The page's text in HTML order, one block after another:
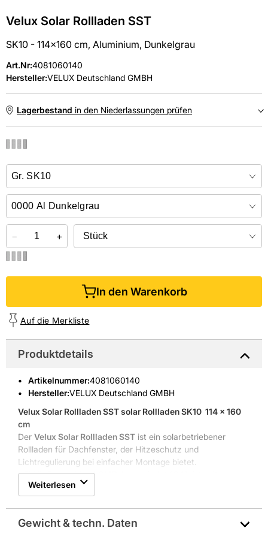
Velux Solar Rollladen SST
SK10 - 114x160 cm, Aluminium, Dunkelgrau
Art.Nr:4081060140
Hersteller:VELUX Deutschland GMBH
Lagerbestand in den Niederlassungen prüfen
Online kaufen &
− +
In den Warenkorb
Auf die Merkliste
Produktdetails
Artikelnummer:4081060140
Hersteller:VELUX Deutschland GMBH
Velux Solar Rollladen SSTsolar Rollladen SK10  114 x 160
cm
Der Velux Solar Rollladen SST ist ein solarbetriebener
Rollladen für Dachfenster, der Hitzeschutz und
Lichtregulierung bei einfacher Montage bietet.
VELUX Deutschland GMBH, gegründet 1941, ist seit
Jahrzehnten auf Dachfenster, Oberlichter und
Sonnenschutz spezialisiert, was fundierte Produktkenntnis
garantiert.
Energieautarke Solartechnologie
Weiterlesen
Gewicht & techn. Daten